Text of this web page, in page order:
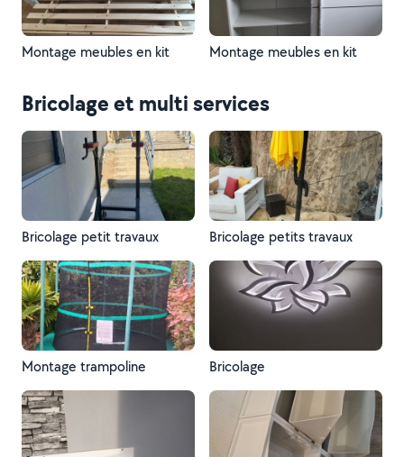
Montage meubles en kit Montage meubles en kit
Bricolage et multi services
Bricolage petit travaux Bricolage petits travaux
Montage trampoline Bricolage